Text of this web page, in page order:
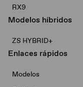
RX9
Modelos híbridos
ZS HYBRID+
Enlaces rápidos
Modelos